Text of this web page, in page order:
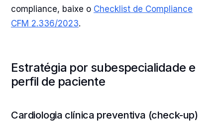
compliance, baixe o Checklist de Compliance
CFM 2.336/2023.
Estratégia por subespecialidade e
perfil de paciente
Cardiologia clínica preventiva (check-up)